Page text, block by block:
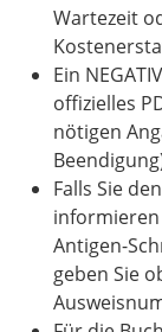
d
Wartezeit
Ein
offizielles
nötigen
Falls Sie
Antigen-
geben Sie